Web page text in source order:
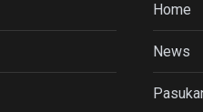
Home
News